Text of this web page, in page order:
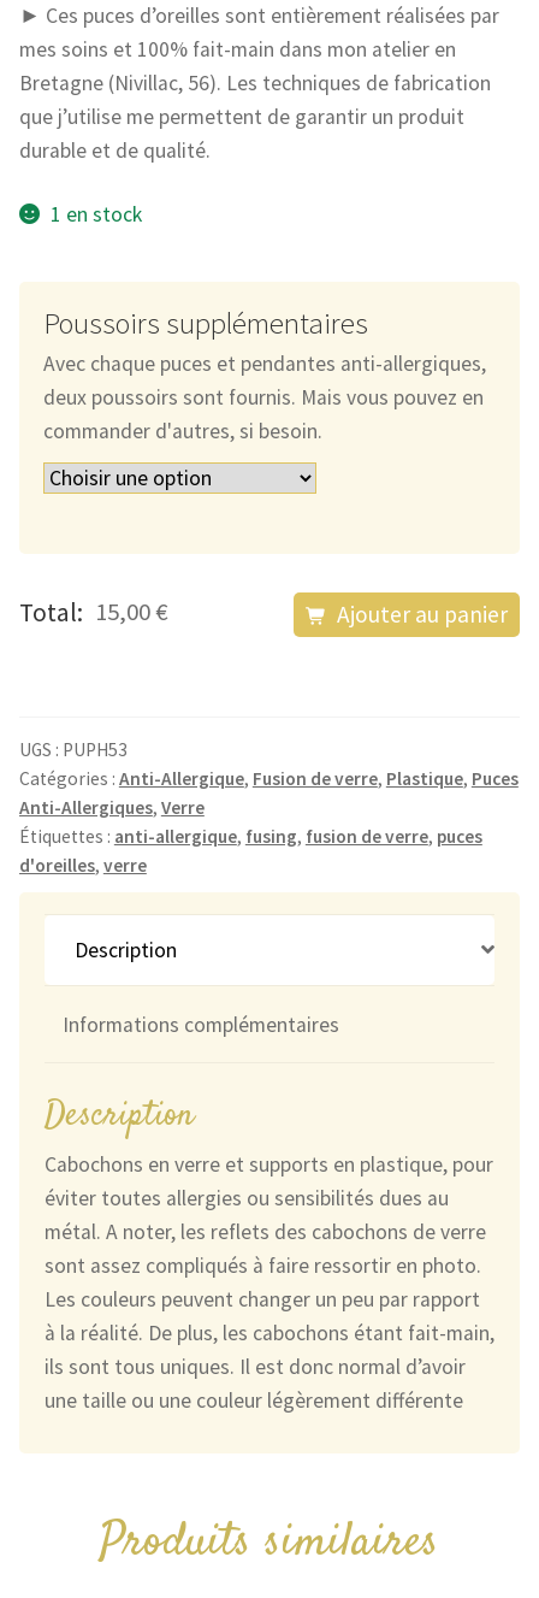
► Ces puces d’oreilles sont entièrement réalisées par
mes soins et 100% fait-main dans mon atelier en
Bretagne (Nivillac, 56). Les techniques de fabrication
que j’utilise me permettent de garantir un produit
durable et de qualité.
1 en stock
Poussoirs supplémentaires
Avec chaque puces et pendantes anti-allergiques,
deux poussoirs sont fournis. Mais vous pouvez en
commander d'autres, si besoin.
Total: 15,00 €
Allergiques
Texturées
Argenté
Bleu
Ajouter au panier
UGS : PUPH53
Catégories : Anti-Allergique, Fusion de verre, Plastique, Puces
Anti-Allergiques, Verre
Étiquettes : anti-allergique, fusing, fusion de verre, puces
d'oreilles, verre
Description
Informations complémentaires
Description
Cabochons en verre et supports en plastique, pour
éviter toutes allergies ou sensibilités dues au
métal. A noter, les reflets des cabochons de verre
sont assez compliqués à faire ressortir en photo.
Les couleurs peuvent changer un peu par rapport
à la réalité. De plus, les cabochons étant fait-main,
ils sont tous uniques. Il est donc normal d’avoir
une taille ou une couleur légèrement différente
Produits similaires